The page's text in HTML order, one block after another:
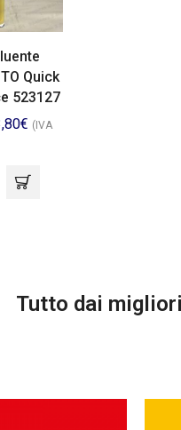
Quick
523127
€ (IVA
Tutto dai